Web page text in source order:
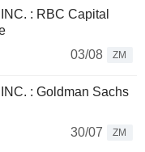
: RBC Capital
03/08
ZM
: Goldman Sachs
30/07
ZM